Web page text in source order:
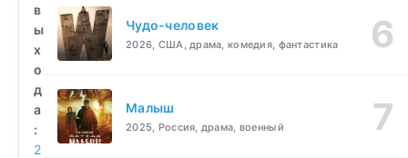
в
ы
х
о
д
а
:
2
Чудо-человек
2026, США, драма, комедия, фантастика
Малыш
2025, Россия, драма, военный